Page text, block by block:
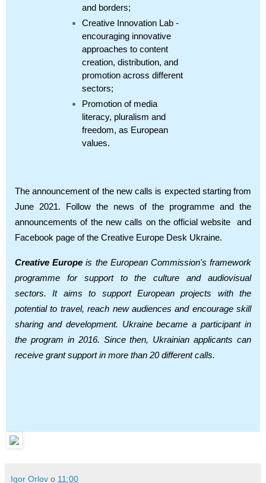
and borders;
Creative Innovation Lab -
encouraging innovative
approaches to content
creation, distribution, and
promotion across different
sectors;
Promotion of media
literacy, pluralism and
freedom, as European
values.
The announcement of the new calls is expected starting from
June 2021. Follow the news of the programme and the
announcements of the new calls on the official website and
Facebook page of the Creative Europe Desk Ukraine.
Creative Europe is the European Commission's framework
programme for support to the culture and audiovisual
sectors. It aims to support European projects with the
potential to travel, reach new audiences and encourage skill
sharing and development. Ukraine became a participant in
the program in 2016. Since then, Ukrainian applicants can
receive grant support in more than 20 different calls.
Igor Orlov о 11:00